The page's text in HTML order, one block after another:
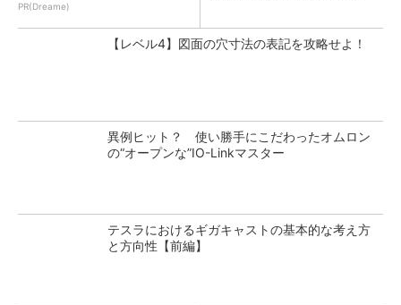
PR(Dreame)
【レベル4】図面の穴寸法の表記を攻略せよ！
異例ヒット？ 使い勝手にこだわったオムロン
の“オープンな”IO-Linkマスター
テスラにおけるギガキャストの基本的な考え方
と方向性【前編】